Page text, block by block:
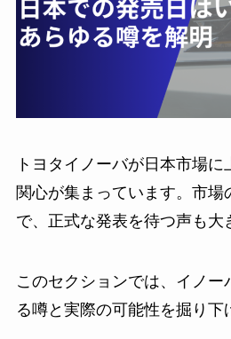
トヨタイノーバが日本市場に
関心が集まっています。市場
で、正式な発表を待つ声も大
このセクションでは、イノー
る噂と実際の可能性を掘り下